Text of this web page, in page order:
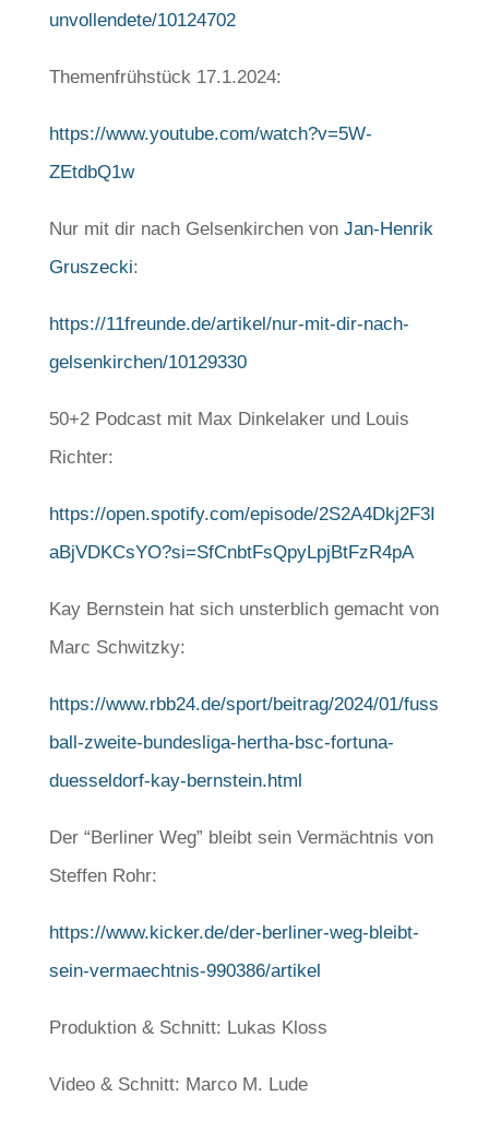
unvollendete/10124702
Themenfrühstück 17.1.2024:
https://www.youtube.com/watch?v=5W-
ZEtdbQ1w
Nur mit dir nach Gelsenkirchen von Jan-Henrik
Gruszecki:
https://11freunde.de/artikel/nur-mit-dir-nach-
gelsenkirchen/10129330
50+2 Podcast mit Max Dinkelaker und Louis
Richter:
https://open.spotify.com/episode/2S2A4Dkj2F3I
aBjVDKCsYO?si=SfCnbtFsQpyLpjBtFzR4pA
Kay Bernstein hat sich unsterblich gemacht von
Marc Schwitzky:
https://www.rbb24.de/sport/beitrag/2024/01/fuss
ball-zweite-bundesliga-hertha-bsc-fortuna-
duesseldorf-kay-bernstein.html
Der “Berliner Weg” bleibt sein Vermächtnis von
Steffen Rohr:
https://www.kicker.de/der-berliner-weg-bleibt-
sein-vermaechtnis-990386/artikel
Produktion & Schnitt: Lukas Kloss
Video & Schnitt: Marco M. Lude